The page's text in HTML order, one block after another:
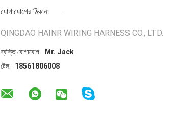
যোগাযোগের ঠিকানা
QINGDAO HAINR WIRING HARNESS CO., LTD.
ব্যক্তি যোগাযোগ:
Mr. Jack
টেল:
18561806008